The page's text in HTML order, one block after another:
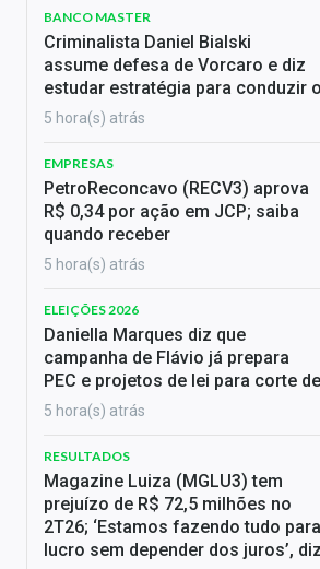
BANCO MASTER
Criminalista Daniel Bialski
assume defesa de Vorcaro e diz
estudar estratégia para conduzir
5 hora(s) atrás
EMPRESAS
PetroReconcavo (RECV3) aprova
R$ 0,34 por ação em JCP; saiba
quando receber
5 hora(s) atrás
ELEIÇÕES 2026
Daniella Marques diz que
campanha de Flávio já prepara
PEC e projetos de lei para corte
5 hora(s) atrás
RESULTADOS
Magazine Luiza (MGLU3) tem
prejuízo de R$ 72,5 milhões no
2T26; ‘Estamos fazendo tudo
lucro sem depender dos juros’,